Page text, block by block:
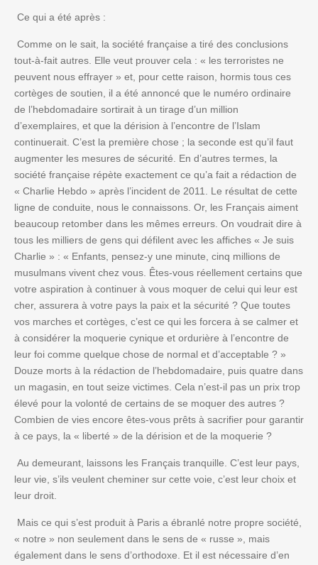
Ce qui a été après :
Comme on le sait, la société française a tiré des conclusions
tout-à-fait autres. Elle veut prouver cela : « les terroristes ne
peuvent nous effrayer » et, pour cette raison, hormis tous ces
cortèges de soutien, il a été annoncé que le numéro ordinaire
de l’hebdomadaire sortirait à un tirage d’un million
d’exemplaires, et que la dérision à l’encontre de l’Islam
continuerait. C’est la première chose ; la seconde est qu’il faut
augmenter les mesures de sécurité. En d’autres termes, la
société française répète exactement ce qu’a fait a rédaction de
« Charlie Hebdo » après l’incident de 2011. Le résultat de cette
ligne de conduite, nous le connaissons. Or, les Français aiment
beaucoup retomber dans les mêmes erreurs. On voudrait dire à
tous les milliers de gens qui défilent avec les affiches « Je suis
Charlie » : « Enfants, pensez-y une minute, cinq millions de
musulmans vivent chez vous. Êtes-vous réellement certains que
votre aspiration à continuer à vous moquer de celui qui leur est
cher, assurera à votre pays la paix et la sécurité ? Que toutes
vos marches et cortèges, c’est ce qui les forcera à se calmer et
à considérer la moquerie cynique et ordurière à l’encontre de
leur foi comme quelque chose de normal et d’acceptable ? »
Douze morts à la rédaction de l’hebdomadaire, puis quatre dans
un magasin, en tout seize victimes. Cela n’est-il pas un prix trop
élevé pour la volonté de certains de se moquer des autres ?
Combien de vies encore êtes-vous prêts à sacrifier pour garantir
à ce pays, la « liberté » de la dérision et de la moquerie ?
Au demeurant, laissons les Français tranquille. C’est leur pays,
leur vie, s’ils veulent cheminer sur cette voie, c’est leur choix et
leur droit.
Mais ce qui s’est produit à Paris a ébranlé notre propre société,
« notre » non seulement dans le sens de « russe », mais
également dans le sens d’orthodoxe. Et il est nécessaire d’en